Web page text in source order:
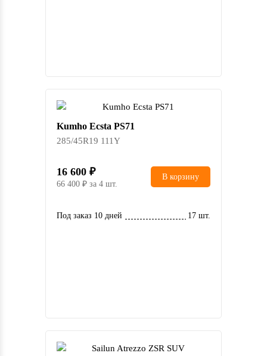
Kumho Ecsta PS71
285/45R19 111Y
16 600
66 400 за 4 шт.
В корзину
Под заказ 10 дней 17 шт.